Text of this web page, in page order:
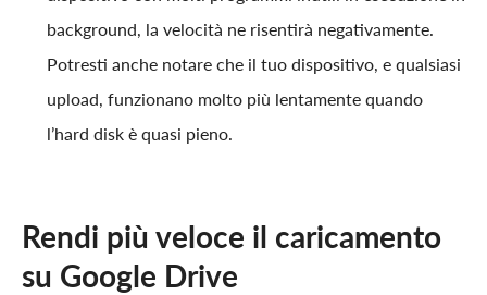
background, la velocità ne risentirà negativamente.
Potresti anche notare che il tuo dispositivo, e qualsiasi
upload, funzionano molto più lentamente quando
l’hard disk è quasi pieno.
Rendi più veloce il caricamento
su Google Drive